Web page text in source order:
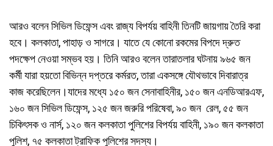
আরও বলেন সিভিল ডিফেন্স এবং রাজ্য বিপর্যয় বাহিনী তিনটি জায়গায় তৈরি করা
হবে। কলকাতা, পাহাড় ও সাগরে। যাতে যে কোনো রকমের বিপদে দ্রুত
পদক্ষেপ নেওয়া সম্ভব হয়। তিনি আরও বলেন তারাতলার ঘটনায় ৯৬৫ জন
কর্মী যারা হয়তো বিভিন্ন দপ্তরে কর্মরত, তারা একসঙ্গে যৌথভাবে দিবারাত্র
কাজ করেছিলেন।যাদের মধ্যে ১৫০ জন সেনাবাহিনীর, ১৫০ জন এনডিআরএফ,
১৬০ জন সিভিল ডিফেন্স, ১২৫ জন জরুরি পরিষেবা, ৯০ জন রেল, ৫৫ জন
চিকিৎসক ও নার্স, ১২০ জন কলকাতা পুলিশের বিপর্যয় বাহিনী, ১৯০ জন কলকাতা
পুলিশ, ৭৫ কলকাতা ট্রাফিক পুলিশের সদস্য।